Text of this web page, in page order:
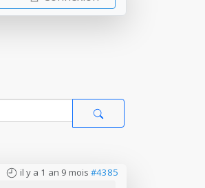
il y a 1 an 9 mois #4385